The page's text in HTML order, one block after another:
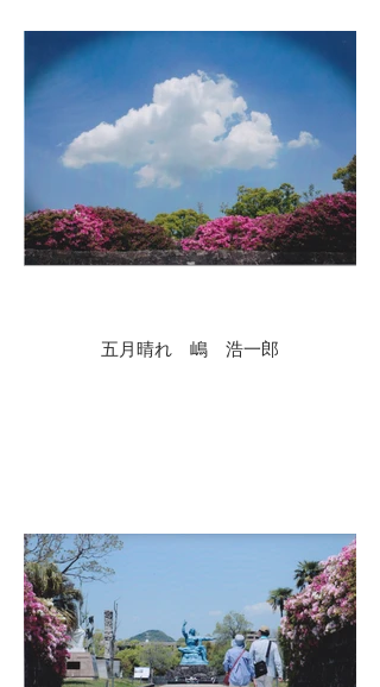
五月晴れ 嶋 浩一郎